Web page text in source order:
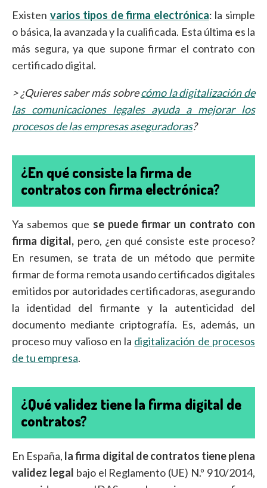
Existen varios tipos de firma electrónica: la simple
o básica, la avanzada y la cualificada. Esta última es la
más segura, ya que supone firmar el contrato con
certificado digital.
> ¿Quieres saber más sobrecómo la digitalización de
las comunicaciones legales ayuda a mejorar los
procesos de las empresas aseguradoras?
¿En qué consiste la firma de
contratos con firma electrónica?
Ya sabemos que se puede firmar un contrato con
firma digital, pero, ¿en qué consiste este proceso?
En resumen, se trata de un método que permite
firmar de forma remota usando certificados digitales
emitidos por autoridades certificadoras, asegurando
la identidad del firmante y la autenticidad del
documento mediante criptografía. Es, además, un
proceso muy valioso en la digitalización de procesos
de tu empresa.
¿Qué validez tiene la firma digital de
contratos?
En España, la firma digital de contratos tiene plena
validez legal bajo el Reglamento (UE) N.º 910/2014,